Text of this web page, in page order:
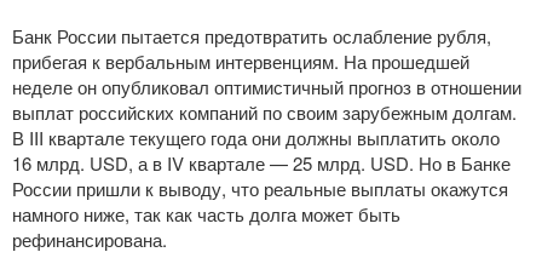
Банк России пытается предотвратить ослабление рубля,
прибегая к вербальным интервенциям. На прошедшей
неделе он опубликовал оптимистичный прогноз в отношении
выплат российских компаний по своим зарубежным долгам.
В III квартале текущего года они должны выплатить около
16 млрд. USD, а в IV квартале — 25 млрд. USD. Но в Банке
России пришли к выводу, что реальные выплаты окажутся
намного ниже, так как часть долга может быть
рефинансирована.